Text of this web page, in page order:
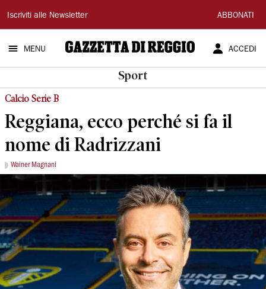
Gazzetta
di
Reggio
Iscriviti alle Newsletter ABBONATI
MENU ACCEDI
Sport
Calcio Serie B
Reggiana, ecco perché si fa il
nome di Radrizzani
Wainer Magnani